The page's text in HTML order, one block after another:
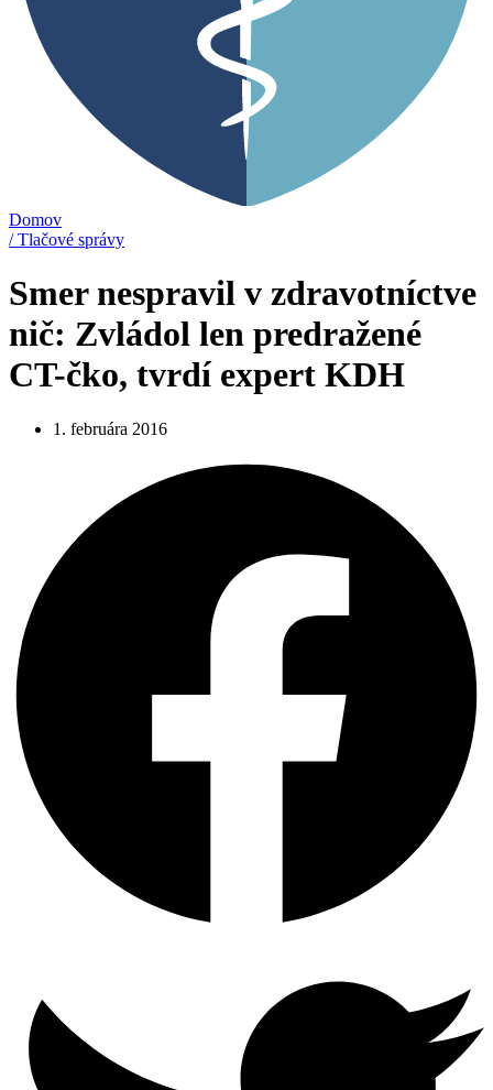
Domov
/ Tlačové správy
Smer nespravil v zdravotníctve
nič: Zvládol len predražené
CT-čko, tvrdí expert KDH
1. februára 2016